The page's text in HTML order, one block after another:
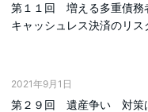
第１１回 増える多重債
キャッシュレス決済のリス
2021年9月1日
第２９回 遺産争い 対策